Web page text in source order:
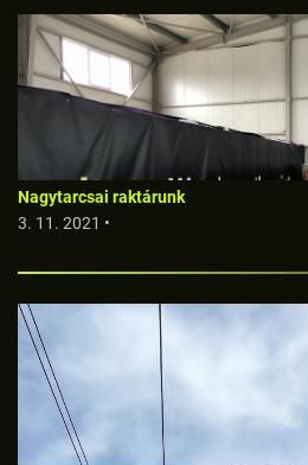
Nagytarcsai raktárunk
3. 11. 2021 •